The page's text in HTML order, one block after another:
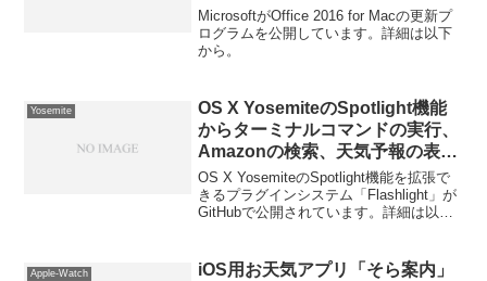
Officeアプリがクラッシュする問
題は修正されず。
MicrosoftがOffice 2016 for Macの更新プ
ログラムを公開しています。詳細は以下
から。
Yosemite
OS X YosemiteのSpotlight機能
からターミナルコマンドの実行、
Amazonの検索、天気予報の表示
などが可能なプラグインシステム
「Flashlight」がGitHubで公開。
OS X YosemiteのSpotlight機能を拡張で
きるプラグインシステム「Flashlight」が
GitHubで公開されています。詳細は以下
Apple-Watch
iOS用お天気アプリ「そら案内」